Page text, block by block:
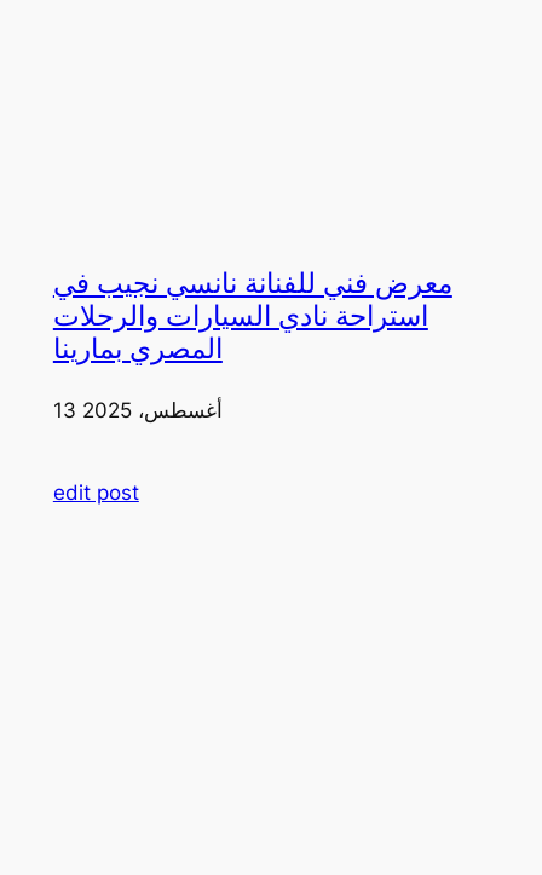
معرض فني للفنانة نانسي نجيب في
استراحة نادي السيارات والرحلات
المصري بمارينا
13 أغسطس، 2025
edit post